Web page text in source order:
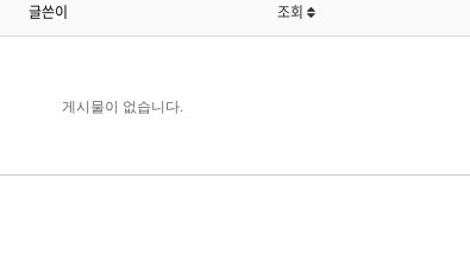
글쓴이 조회
게시물이 없습니다.